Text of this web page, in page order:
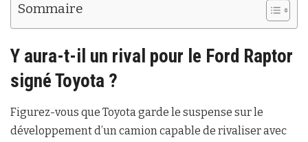
Sommaire
Y aura-t-il un rival pour le Ford Raptor
signé Toyota ?
Figurez-vous que Toyota garde le suspense sur le
développement d’un camion capable de rivaliser avec